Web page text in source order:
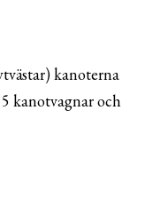
kanoterna
kanotvagnar och